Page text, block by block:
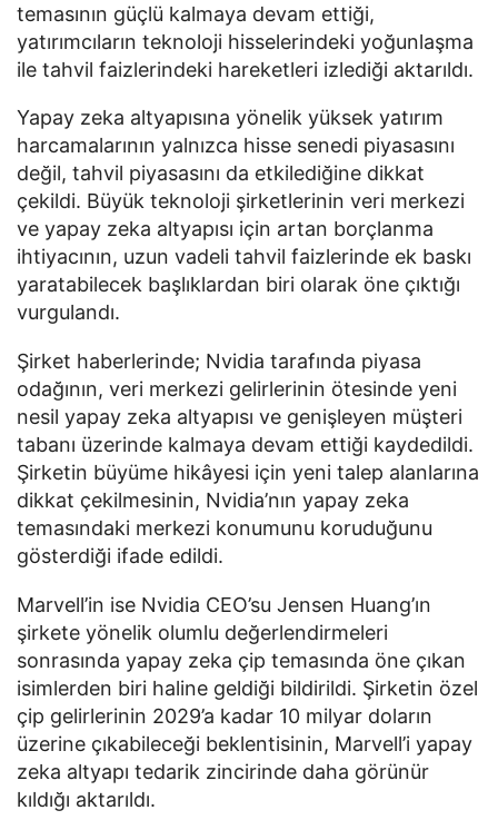
temasının güçlü kalmaya devam ettiği,
yatırımcıların teknoloji hisselerindeki yoğunlaşma
ile tahvil faizlerindeki hareketleri izlediği aktarıldı.
Yapay zeka altyapısına yönelik yüksek yatırım
harcamalarının yalnızca hisse senedi piyasasını
değil, tahvil piyasasını da etkilediğine dikkat
çekildi. Büyük teknoloji şirketlerinin veri merkezi
ve yapay zeka altyapısı için artan borçlanma
ihtiyacının, uzun vadeli tahvil faizlerinde ek baskı
yaratabilecek başlıklardan biri olarak öne çıktığı
vurgulandı.
Şirket haberlerinde; Nvidia tarafında piyasa
odağının, veri merkezi gelirlerinin ötesinde yeni
nesil yapay zeka altyapısı ve genişleyen müşteri
tabanı üzerinde kalmaya devam ettiği kaydedildi.
Şirketin büyüme hikâyesi için yeni talep alanlarına
dikkat çekilmesinin, Nvidia’nın yapay zeka
temasındaki merkezi konumunu koruduğunu
gösterdiği ifade edildi.
Marvell’in ise Nvidia CEO’su Jensen Huang’ın
şirkete yönelik olumlu değerlendirmeleri
sonrasında yapay zeka çip temasında öne çıkan
isimlerden biri haline geldiği bildirildi. Şirketin özel
çip gelirlerinin 2029’a kadar 10 milyar doların
üzerine çıkabileceği beklentisinin, Marvell’i yapay
zeka altyapı tedarik zincirinde daha görünür
kıldığı aktarıldı.